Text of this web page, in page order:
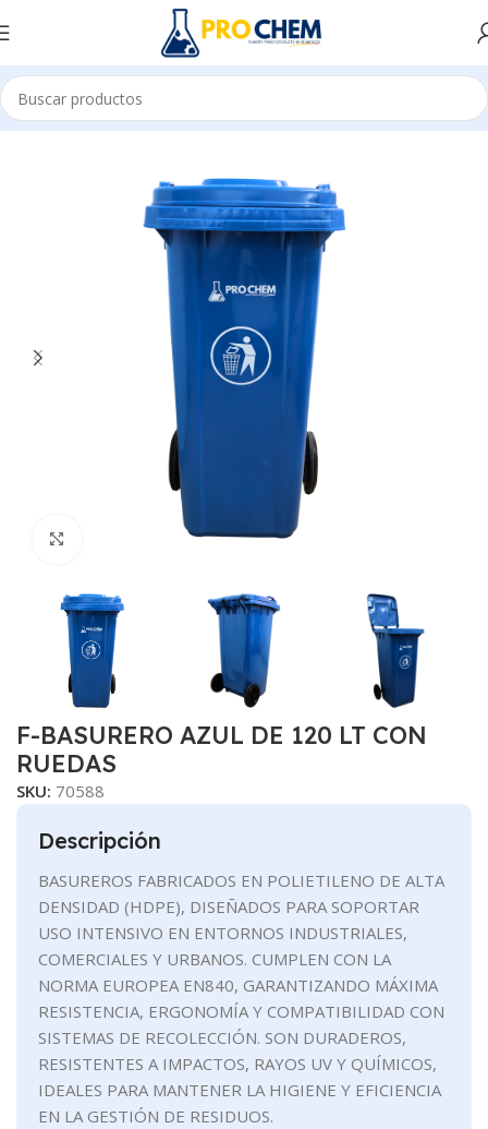
Inicio IMPLEMENTOS DE LIMPIEZA ACCESORIOS E INSUMOS
Clic para ampliar
F-BASURERO AZUL DE 120 LT CON
RUEDAS
SKU: 70588
Descripción
BASUREROS FABRICADOS EN POLIETILENO DE ALTA
DENSIDAD (HDPE), DISEÑADOS PARA SOPORTAR
USO INTENSIVO EN ENTORNOS INDUSTRIALES,
COMERCIALES Y URBANOS. CUMPLEN CON LA
NORMA EUROPEA EN840, GARANTIZANDO MÁXIMA
RESISTENCIA, ERGONOMÍA Y COMPATIBILIDAD CON
SISTEMAS DE RECOLECCIÓN. SON DURADEROS,
RESISTENTES A IMPACTOS, RAYOS UV Y QUÍMICOS,
IDEALES PARA MANTENER LA HIGIENE Y EFICIENCIA
EN LA GESTIÓN DE RESIDUOS.